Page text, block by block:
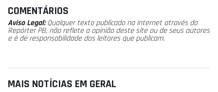
COMENTÁRIOS
Aviso Legal:Qualquer texto publicado na internet através do
Repórter PB, não reflete a opinião deste site ou de seus autores
e é de responsabilidade dos leitores que publicam.
MAIS NOTÍCIAS EM GERAL